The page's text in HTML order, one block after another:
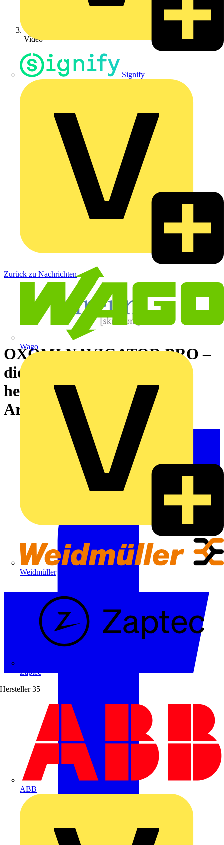
Signify
Wago
Weidmüller
Zaptec
Hersteller 35
ABB
Video
Zurück zu Nachrichten
OXOMI NAVIGATOR PRO –
die neue,
herstellerübergreifende
Artikelsuche